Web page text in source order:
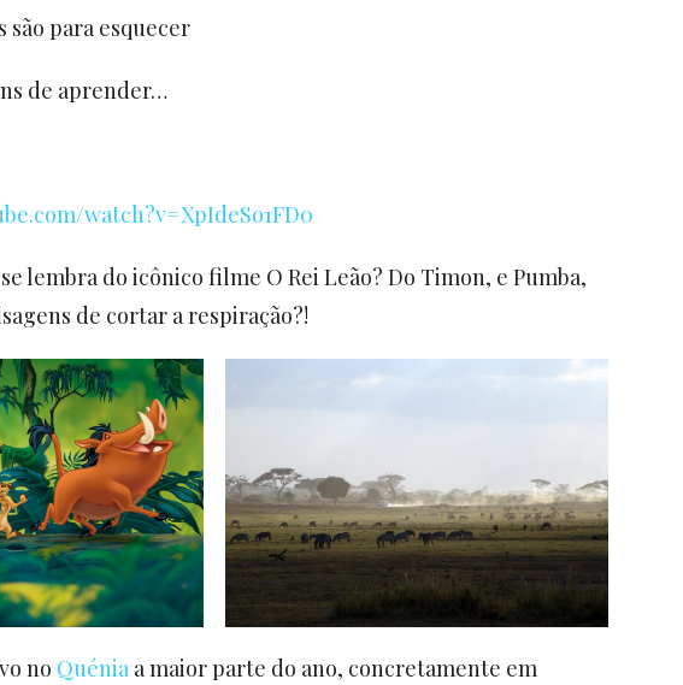
são para esquecer
de aprender…
watch?v=XpIdeSo1FD0
lembra do icônico filme O Rei Leão? Do Timon, e Pumba,
de cortar a respiração?!
no Quéniaa maior parte do ano, concretamente em